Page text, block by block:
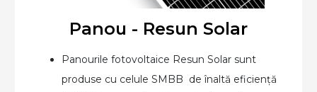
Panou - Resun Solar
Panourile fotovoltaice Resun Solar sunt
produse cu celule SMBB de înaltă eficiență